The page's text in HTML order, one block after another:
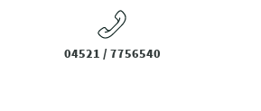
04521 / 7756540